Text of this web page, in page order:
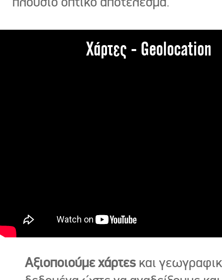
Χάρτες - Geolocation
Αξιοποιούμε χάρτες και